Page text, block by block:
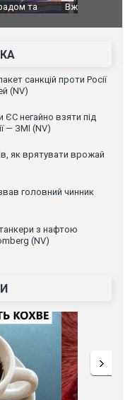
оновлення
Вийшов
фільму
санкцій проти Росії
(NV)
ЄС негайно взяти під
— ЗМІ (NV)
як врятувати врожай
головний чинник
з нафтою
(NV)